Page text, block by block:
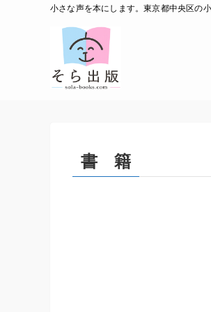
小さな声を本にします。東京都中央区の小
書 籍